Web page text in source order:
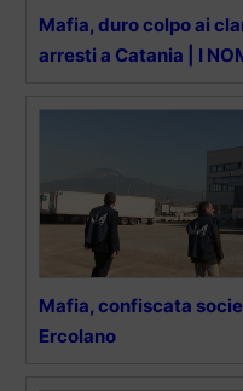
Mafia, duro colpo ai
arresti a Catania | I
Mafia, confiscata
Ercolano